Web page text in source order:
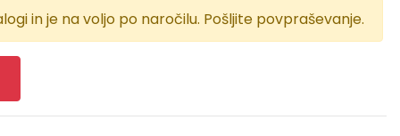
in je na voljo po naročilu. Pošljite povpraševanje.